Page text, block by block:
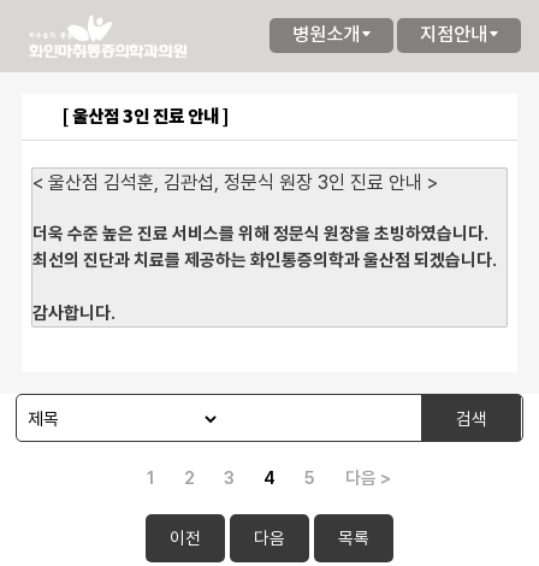
병원소개 지점안내
[ 울산점 3인 진료 안내 ]
< 울산점 김석훈, 김관섭, 정문식 원장 3인 진료 안내 >
더욱 수준 높은 진료 서비스를 위해 정문식 원장을 초빙하였습니다.
최선의 진단과 치료를 제공하는 화인통증의학과 울산점 되겠습니다.
감사합니다.
검색
1 2 3 4 5 다음 >
이전 다음 목록